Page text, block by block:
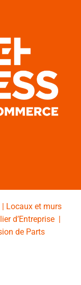
Locaux et murs
d’Entreprise|
de Parts